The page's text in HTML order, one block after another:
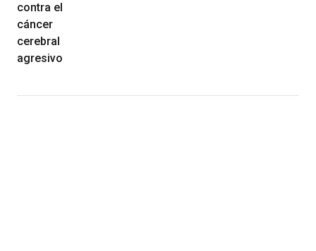
contra el
cáncer
cerebral
agresivo